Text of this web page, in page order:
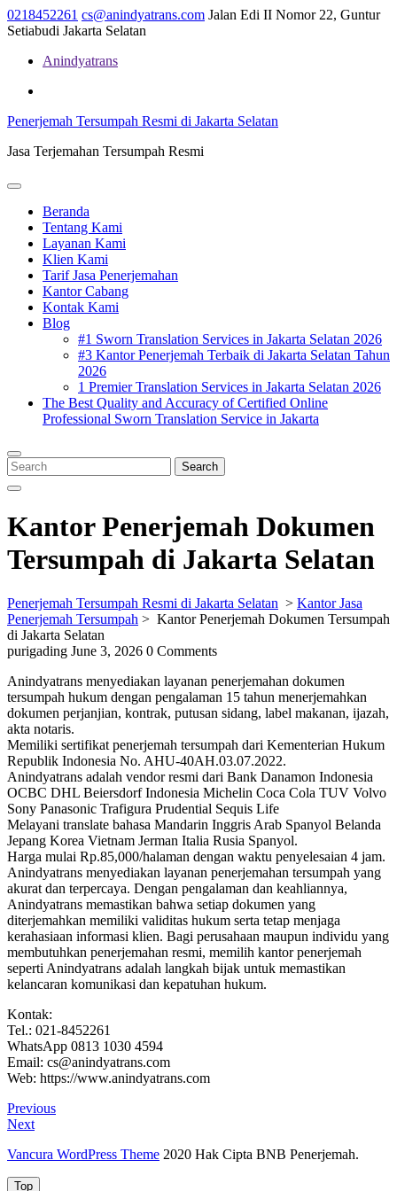
Skip
to
0218452261 cs@anindyatrans.com Jalan Edi II Nomor 22, Guntur
Setiabudi Jakarta Selatan
Anindyatrans
Penerjemah Tersumpah Resmi di Jakarta Selatan
Jasa Terjemahan Tersumpah Resmi
Open
Beranda
Tentang Kami
Layanan Kami
Klien Kami
Tarif Jasa Penerjemahan
Kantor Cabang
Kontak Kami
Blog
#1 Sworn Translation Services in Jakarta Selatan 2026
#3 Kantor Penerjemah Terbaik di Jakarta Selatan Tahun
2026
1 Premier Translation Services in Jakarta Selatan 2026
The Best Quality and Accuracy of Certified Online
Professional Sworn Translation Service in Jakarta
Close
Menu
Search
for:
Search
Kantor Penerjemah Dokumen
Tersumpah di Jakarta Selatan
Penerjemah Tersumpah Resmi di Jakarta Selatan > Kantor Jasa
Penerjemah Tersumpah > Kantor Penerjemah Dokumen Tersumpah
di Jakarta Selatan
purigading June 3, 2026 0 Comments
Anindyatrans menyediakan layanan penerjemahan dokumen
tersumpah hukum dengan pengalaman 15 tahun menerjemahkan
dokumen perjanjian, kontrak, putusan sidang, label makanan, ijazah,
akta notaris.
Memiliki sertifikat penerjemah tersumpah dari Kementerian Hukum
Republik Indonesia No. AHU-40AH.03.07.2022.
Anindyatrans adalah vendor resmi dari Bank Danamon Indonesia
OCBC DHL Beiersdorf Indonesia Michelin Coca Cola TUV Volvo
Sony Panasonic Trafigura Prudential Sequis Life
Melayani translate bahasa Mandarin Inggris Arab Spanyol Belanda
Jepang Korea Vietnam Jerman Italia Rusia Spanyol.
Harga mulai Rp.85,000/halaman dengan waktu penyelesaian 4 jam.
Anindyatrans menyediakan layanan penerjemahan tersumpah yang
akurat dan terpercaya. Dengan pengalaman dan keahliannya,
Anindyatrans memastikan bahwa setiap dokumen yang
diterjemahkan memiliki validitas hukum serta tetap menjaga
kerahasiaan informasi klien. Bagi perusahaan maupun individu yang
membutuhkan penerjemahan resmi, memilih kantor penerjemah
seperti Anindyatrans adalah langkah bijak untuk memastikan
kelancaran komunikasi dan kepatuhan hukum.
Kontak:
Tel.: 021-8452261
WhatsApp 0813 1030 4594
Email: cs@anindyatrans.com
Web: https://www.anindyatrans.com
Post
navigation
Previous
Post
Previous
Next
Next
Vancura WordPress Theme 2020 Hak Cipta BNB Penerjemah.
Top